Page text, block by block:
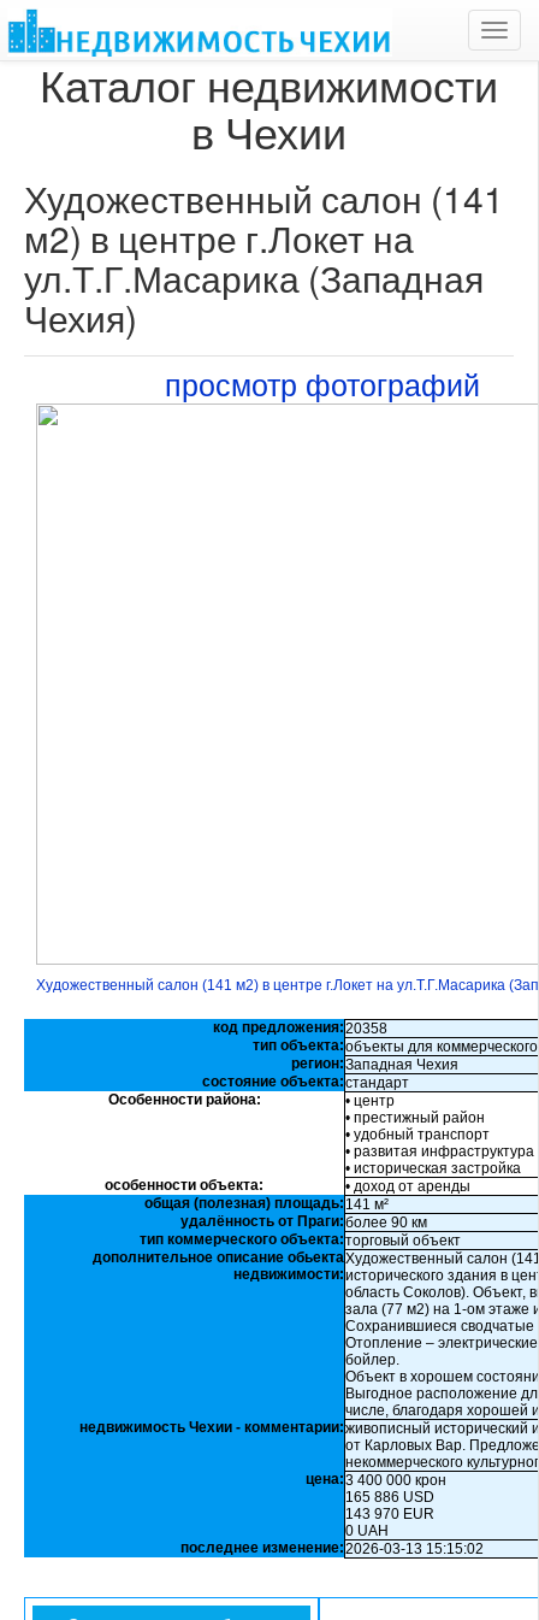
Каталог недвижимости
в Чехии
Художественный салон (141
м2) в центре г.Локет на
ул.Т.Г.Масарика (Западная
Чехия)
просмотр фотографий
Художественный салон (141 м2) в центре г.Локет на ул.Т.Г.Масарика
код предложения:20358
тип объекта:объекты для
регион:Западная Чехия
состояние объекта:стандарт
Особенности района:
• центр
• престижный район
• удобный транспорт
• развитая инфраструктура
• историческая застройка
особенности объекта:
• доход от аренды
общая (полезная) площадь: 141 м²
удалённость от Праги:более 90 км
тип коммерческого объекта:торговый объект
дополнительное описание обьекта
недвижимости:
Художественный салон
исторического здания в
область Соколов). Объект,
зала (77 м2) на 1-ом этаже
Сохранившиеся сводчатые
Отопление –
бойлер.
Объект в хорошем
Выгодное расположение
числе, благодаря хорошей
недвижимость Чехии - комментарии:живописный исторический
от Карловых Вар.
некоммерческого
цена:3 400 000 крон
165 886 USD
143 970 EUR
0 UAH
последнее изменение:2026-03-13 15:15:02